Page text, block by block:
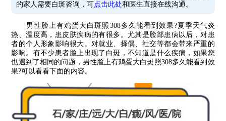
的家人需要白斑咨询，可点击此处和医生直接在线沟通。
男性脸上有鸡蛋大白斑照308多久能看到效果?夏季天气炎
热、温度高，患皮肤疾病的有很多。尤其是脸部患病以后，对患
者的个人形象影响很大。对就业、择偶、社交等都会带来严重的
影响。有不少患者脸上出现了白斑，不知道是什么疾病，如果您
也遇到了相同的问题，男性脸上有鸡蛋大白斑照308多久能看到效
果?可以看看下面的内容。